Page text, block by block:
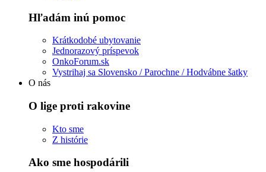
Hľadám inú pomoc
Krátkodobé ubytovanie
Jednorazový príspevok
OnkoForum.sk
Vystrihaj sa Slovensko / Parochne / Hodvábne šatky
O nás
O lige proti rakovine
Kto sme
Z histórie
Ako sme hospodárili